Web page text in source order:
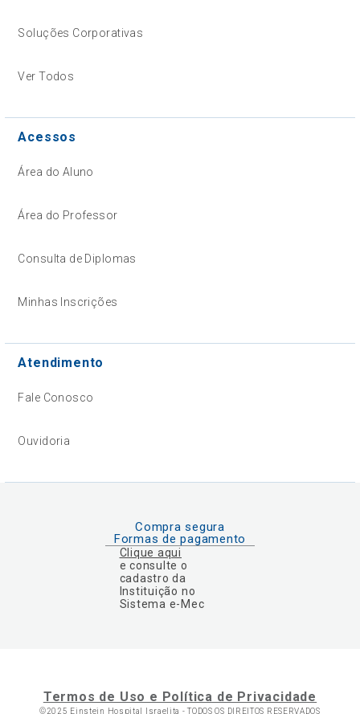
Soluções Corporativas
Ver Todos
Acessos
Área do Aluno
Área do Professor
Consulta de Diplomas
Minhas Inscrições
Atendimento
Fale Conosco
Ouvidoria
Compra segura
Formas de pagamento
Clique aqui
e consulte o
cadastro da
Instituição no
Sistema e-Mec
Termos de Uso e Política de Privacidade
©2025 Einstein Hospital Israelita -TODOS OS DIREITOS RESERVADOS